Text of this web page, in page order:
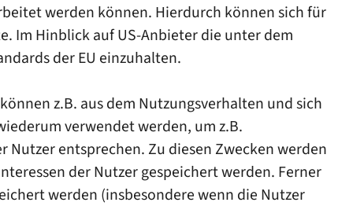
werden können. Hierdurch können sich für
Im Hinblick auf US-Anbieter die unter dem
der EU einzuhalten.
z.B. aus dem Nutzungsverhalten und sich
verwendet werden, um z.B.
entsprechen. Zu diesen Zwecken werden
der Nutzer gespeichert werden. Ferner
werden (insbesondere wenn die Nutzer